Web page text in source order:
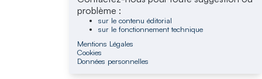
problème :
sur le contenu éditorial
sur le fonctionnement technique
Mentions Légales
Cookies
Données personnelles